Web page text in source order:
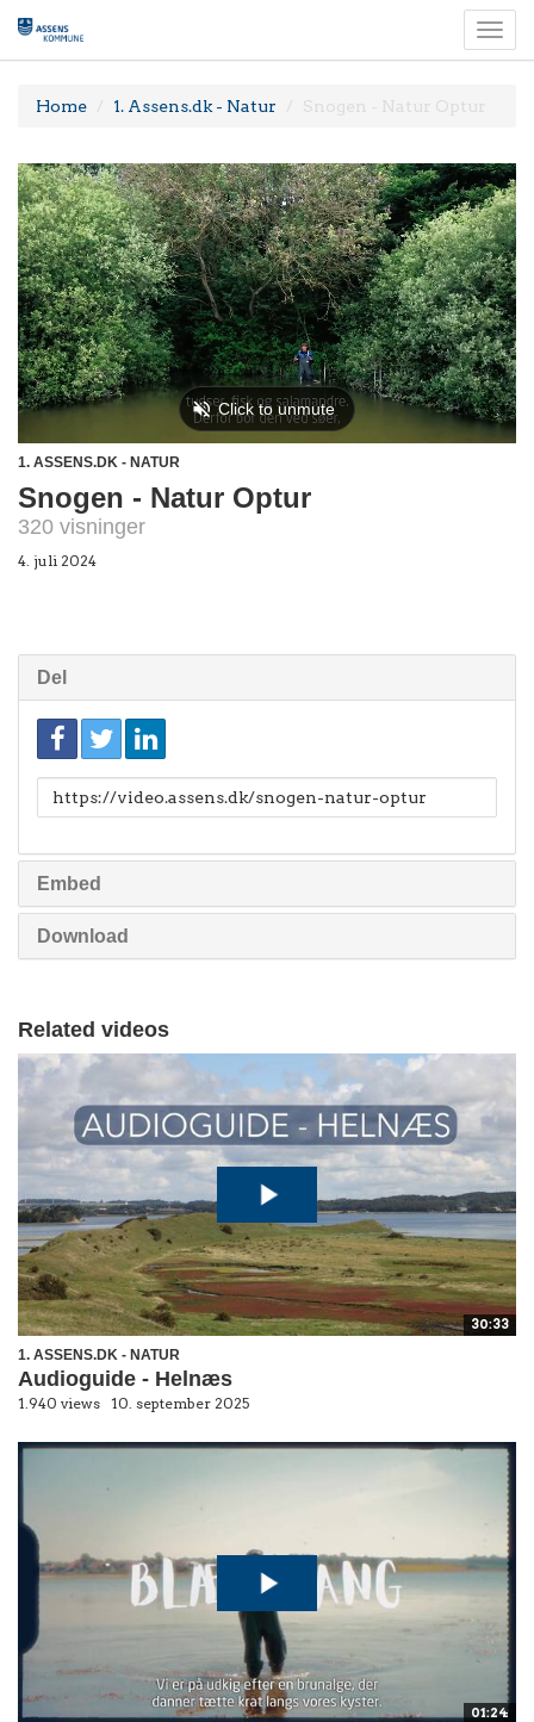
Home 1. Assens.dk - Natur Snogen - Natur Optur
1. ASSENS.DK - NATUR
Snogen - Natur Optur
320 visninger
4. juli 2024
Del
Link
Embed
Download
Related videos
30:33
1. ASSENS.DK - NATUR
Audioguide - Helnæs
1.940 views 10. september 2025
01:24